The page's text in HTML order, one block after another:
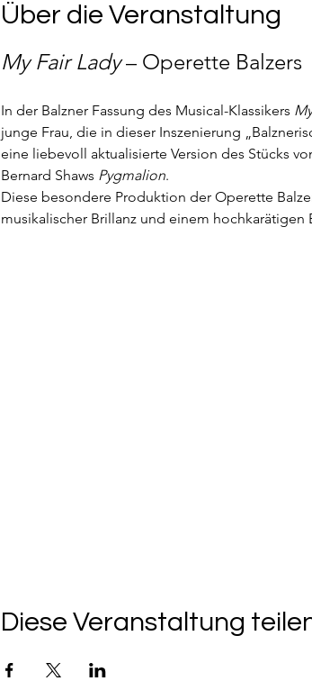
Über die Veranstaltung
My Fair Lady – Operette Balzers
In der Balzner Fassung des Musical-Klassikers
junge Frau, die in dieser Inszenierung
eine liebevoll aktualisierte Version des Stücks
Bernard Shaws Pygmalion.
Diese besondere Produktion der Operette
musikalischer Brillanz und einem hochkarätigen
Diese Veranstaltung